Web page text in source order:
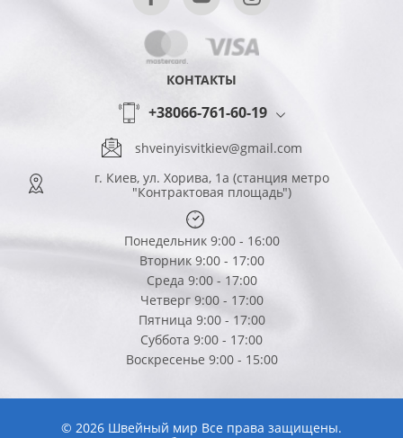
КОНТАКТЫ
+38066-761-60-19
shveinyisvitkiev@gmail.com
г. Киев, ул. Хорива, 1а (станция метро
"Контрактовая площадь")
Понедельник 9:00 - 16:00
Вторник 9:00 - 17:00
Среда 9:00 - 17:00
Четверг 9:00 - 17:00
Пятница 9:00 - 17:00
Суббота 9:00 - 17:00
Воскресенье 9:00 - 15:00
© 2026 Швейный мир Все права защищены.